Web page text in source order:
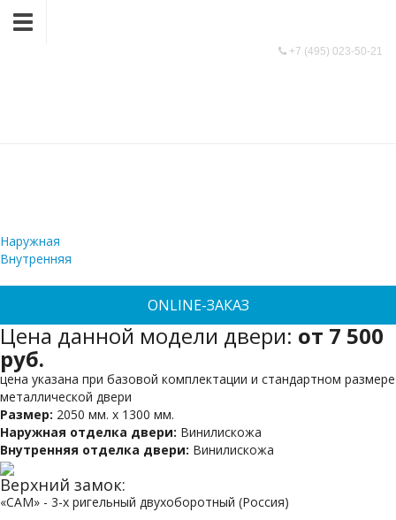
+7 (495) 023-50-21
Наружная
Внутренняя
ONLINE-ЗАКАЗ
Цена данной модели двери: от 7 500
руб.
цена указана при базовой комплектации и стандартном размере
металлической двери
Размер: 2050 мм. х 1300 мм.
Наружная отделка двери: Винилискожа
Внутренняя отделка двери: Винилискожа
Верхний замок:
«САМ» - 3-х ригельный двухоборотный (Россия)